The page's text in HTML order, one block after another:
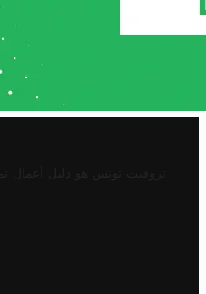
تروفيت تونس هو دليل أعمال